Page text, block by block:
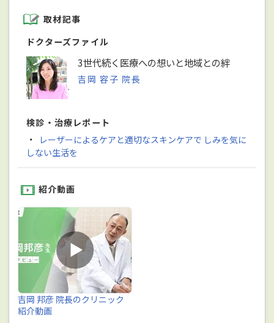
取材記事
ドクターズファイル
3世代続く医療への想いと地域との絆
吉岡 容子 院長
検診・治療レポート
・
レーザーによるケアと適切なスキンケアで しみを気に
しない生活を
紹介動画
吉岡 邦彦 院長のクリニック
紹介動画